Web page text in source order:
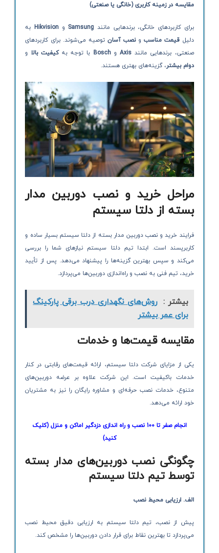
مقایسه در زمینه کاربری (خانگی یا صنعتی)
برای کاربردهای خانگی، برندهایی مانند Samsung و Hikvisionبه
دلیل قیمت مناسبو نصب آسان توصیه می‌شوند. برای کاربردهای
صنعتی، برندهایی مانند AxisوBosch با توجه بهکیفیت بالا و
دوام بیشتر، گزینه‌های بهتری هستند.
مراحل خرید و نصب دوربین مدار
بسته از دلتا سیستم
فرایند خرید و نصب دوربین مدار بسته از دلتا سیستم بسیار ساده و
کاربرپسند است. ابتدا تیم دلتا سیستم نیازهای شما را بررسی
می‌کند و سپس بهترین گزینه‌ها را پیشنهاد می‌دهد. پس از تأیید
خرید، تیم فنی به نصب و راه‌اندازی دوربین‌ها می‌پردازد.
بیشتر : روش‌های نگهداری درب برقی پارکینگ
برای عمر بیشتر
مقایسه قیمت‌ها و خدمات
یکی از مزایای شرکت دلتا سیستم، ارائه قیمت‌های رقابتی در کنار
خدمات باکیفیت است. این شرکت علاوه بر عرضه دوربین‌های
متنوع، خدمات نصب حرفه‌ای و مشاوره رایگان را نیز به مشتریان
خود ارائه می‌دهد.
انجام صفر تا 100 نصب و راه اندازی دزدگیر اماکن و منزل (کلیک
کنید)
چگونگی نصب دوربین‌های مدار بسته
توسط تیم دلتا سیستم
الف. ارزیابی محیط نصب
پیش از نصب، تیم دلتا سیستم به ارزیابی دقیق محیط نصب
می‌پردازد تا بهترین نقاط برای قرار دادن دوربین‌ها را مشخص کند.